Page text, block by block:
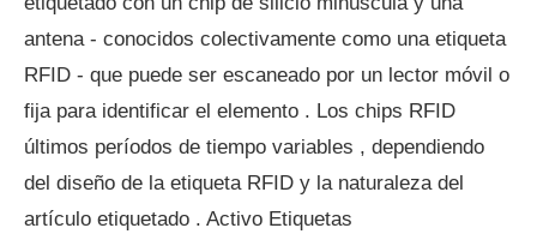
antena - conocidos colectivamente como una etiqueta
RFID - que puede ser escaneado por un lector móvil o
fija para identificar el elemento . Los chips RFID
últimos períodos de tiempo variables , dependiendo
del diseño de la etiqueta RFID y la naturaleza del
artículo etiquetado . Activo Etiquetas